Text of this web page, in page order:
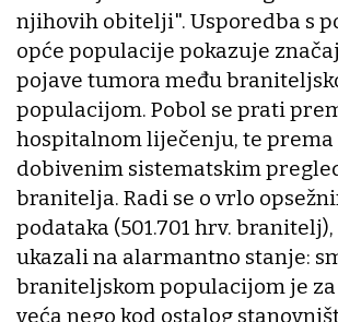
njihovih obitelji". Usporedba s
opće populacije pokazuje
pojave tumora među
populacijom. Pobol se prati
hospitalnom liječenju, te prema
dobivenim sistematskim
branitelja. Radi se o vrlo
podataka (501.701 hrv.
ukazali na alarmantno stanje:
braniteljskom populacijom je za
veća nego kod ostalog